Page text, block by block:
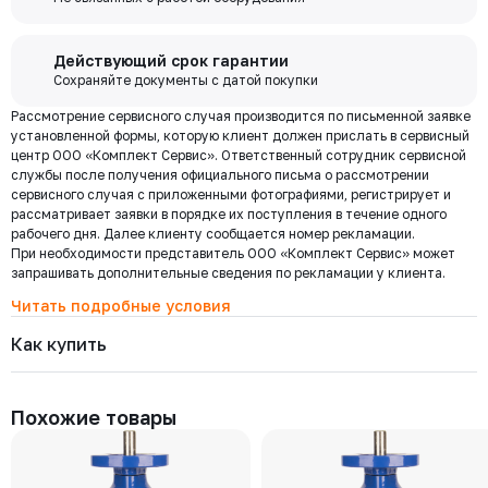
124 189 ₽
101-250-16
Давление номинальное
РУ 16
Диаметр номинальный
ДУ 250
Наличие
Есть
Цена с НДС
82 969 ₽ Купить
101-150-16
Давление номинальноеДиаметр номинальныйНаличие
Цена с НДС Купить
РУ 16
29 198 ₽ Купить
Обмен документами через Диадок это обмен и подписание
любых документов без дублирования на бумаге. Приглашаем Вас
приступить к работе по обмену документами в электронном
виде.
Подробнее
Бесплатная
доставка по
Москве и
области при
заказе от 30
000 ₽
Региональная доставка
Мы стремимся сократить издержки по доставке заказов для наших
клиентов!
Москве. Условия доставки до терминалов ТК в других городах
терминала ТК оплачиваются отдельно.
Самовывоз
Осуществляется с 8:00 до 17:30 после полной оплаты заказа и по
Действующий срок гарантии
Сохраняйте документы с датой покупки
Рассмотрение сервисного случая производится по письменной заявке
установленной формы, которую клиент должен прислать в сервисный
центр ООО «Комплект Сервис». Ответственный сотрудник сервисной
службы после получения официального письма о рассмотрении
сервисного случая с приложенными фотографиями, регистрирует и
рассматривает заявки в порядке их поступления в течение одного
рабочего дня. Далее клиенту сообщается номер рекламации.
При необходимости представитель ООО «Комплект Сервис» может
запрашивать дополнительные сведения по рекламации у клиента.
Читать подробные условия
Как купить
Похожие товары